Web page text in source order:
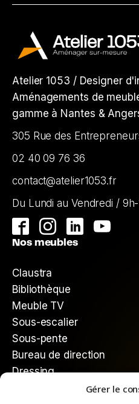
Gérer le
Atelier 1053 / Designer
Aménagements de
gamme à Nantes &
305 Rue des
02 40 09 76 36
contact@atelier1053.fr
Du Lundi au Vendredi /
Nos meubles
Claustra
Bibliothèque
Meuble TV
Sous-escalier
Sous-pente
Bureau de direction
Dressing
Mieux nous connaître